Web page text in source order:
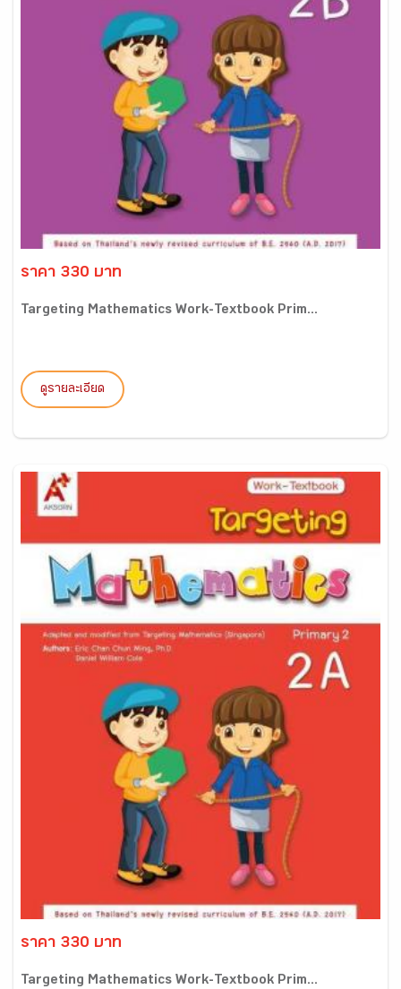
ราคา 330 บาท
Targeting Mathematics Work-Textbook Prim...
ดูรายละเอียด
ราคา 330 บาท
Targeting Mathematics Work-Textbook Prim...